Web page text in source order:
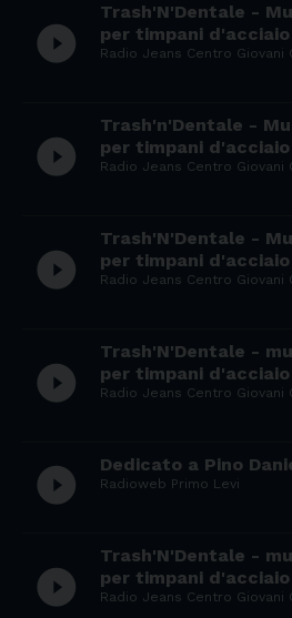
play_circle_filled
Trash'N'Dentale -
per timpani d'acciaio
Radio Jeans Centro Giovani
play_circle_filled
Trash'n'Dentale -
per timpani
Radio Jeans Centro Giovani
play_circle_filled
Trash'N'Dentale -
per timpani
Radio Jeans Centro Giovani
play_circle_filled
Trash'N'Dentale -
per timpani
Radio Jeans Centro Giovani
play_circle_filled Dedicato a Pino
Radioweb Primo Levi
play_circle_filled
Trash'N'Dentale -
per timpani
Radio Jeans Centro Giovani